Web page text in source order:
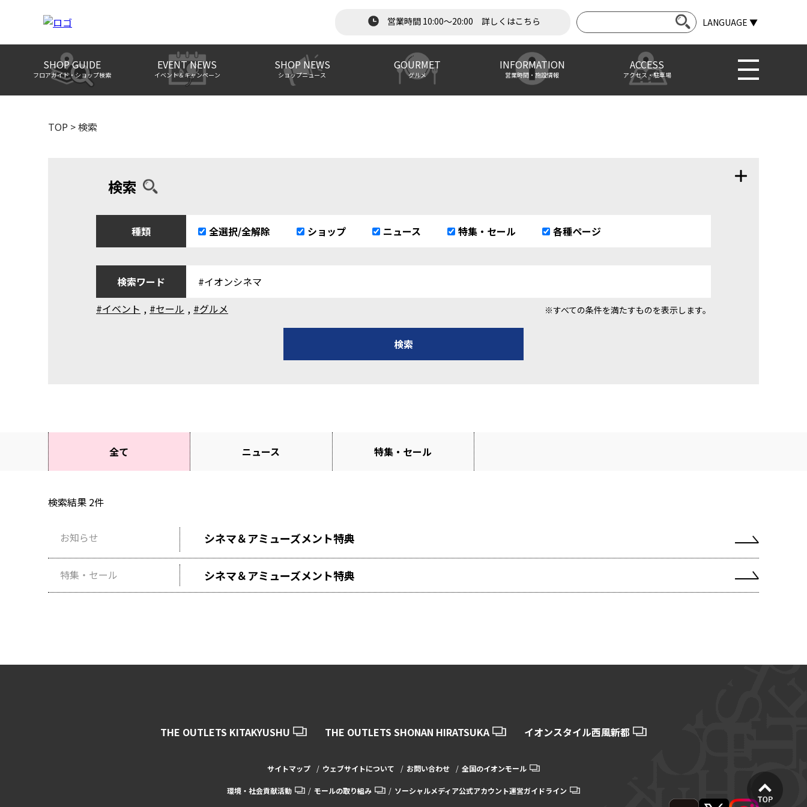
営業時間 10:00～20:00 詳しくはこちら LANGUAGE ▼
SHOP GUIDE
フロアガイド・ショップ検索
EVENT NEWS
イベント＆キャンペーン
SHOP NEWS
ショップニュース
GOURMET
グルメ
INFORMATION
営業時間・施設情報
ACCESS
アクセス・駐車場
TOP >検索
検索
種類 全選択/全解除 ショップ ニュース 特集・セール 各種ページ
検索ワード
#イベント , #セール , #グルメ ※すべての条件を満たすものを表示します。
全て ニュース 特集・セール
検索結果 2件
お知らせ シネマ＆アミューズメント特典
特集・セール シネマ＆アミューズメント特典
THE OUTLETS KITAKYUSHU THE OUTLETS SHONAN HIRATSUKA イオンスタイル西風新都
サイトマップ ウェブサイトについて お問い合わせ 全国のイオンモール
環境・社会貢献活動 モールの取り組み ソーシャルメディア公式アカウント運営ガイドライン